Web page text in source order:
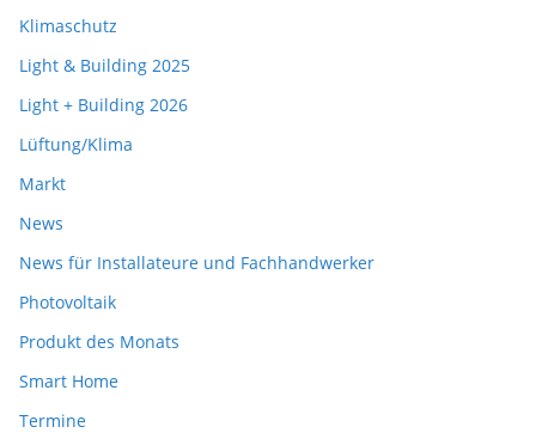
Klimaschutz
Light & Building 2025
Light + Building 2026
Lüftung/Klima
Markt
News
News für Installateure und Fachhandwerker
Photovoltaik
Produkt des Monats
Smart Home
Termine